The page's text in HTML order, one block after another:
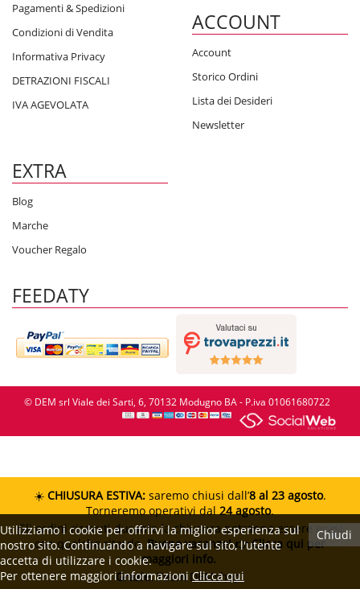
Pagamenti & Spedizioni
Condizioni di Vendita
Informativa Privacy
DETRAZIONI FISCALI
IVA AGEVOLATA
ACCOUNT
Account
Storico Ordini
Lista dei Desideri
Newsletter
EXTRA
Blog
Marche
Voucher Regalo
FEEDATY
© DEM srl Viale dei Sarti, 6, 70132 Modugno BA - P.iva 01061680722
Chiudi
Utilizziamo i cookie per offrirvi la miglior esperienza sul
nostro sito. Continuando a navigare sul sito, l'utente
accetta di utilizzare i cookie.
Per ottenere maggiori informazioniClicca qui
☀️ CHIUSURA ESTIVA: saremo chiusi dall’8 al 23 agosto.
Torneremo operativi dal24 agosto.
Gli ordini ricevuti durante la chiusura potranno essere evasi
con qualche ritardo. Buone vacanze!👉 Clicca qui per
maggiori info.
Grazie.Team DEMshop!